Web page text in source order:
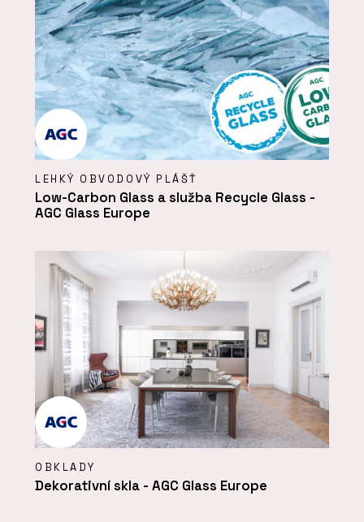
LEHKÝ OBVODOVÝ PLÁŠŤ
Low-Carbon Glass a služba Recycle Glass -
AGC Glass Europe
OBKLADY
Dekorativní skla - AGC Glass Europe